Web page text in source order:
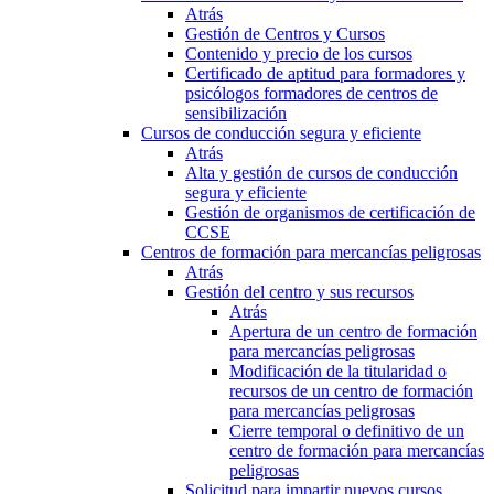
Atrás
Gestión de Centros y Cursos
Contenido y precio de los cursos
Certificado de aptitud para formadores y
psicólogos formadores de centros de
sensibilización
Cursos de conducción segura y eficiente
Atrás
Alta y gestión de cursos de conducción
segura y eficiente
Gestión de organismos de certificación de
CCSE
Centros de formación para mercancías peligrosas
Atrás
Gestión del centro y sus recursos
Atrás
Apertura de un centro de formación
para mercancías peligrosas
Modificación de la titularidad o
recursos de un centro de formación
para mercancías peligrosas
Cierre temporal o definitivo de un
centro de formación para mercancías
peligrosas